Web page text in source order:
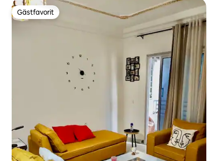
Gästfavorit
Gästfavorit